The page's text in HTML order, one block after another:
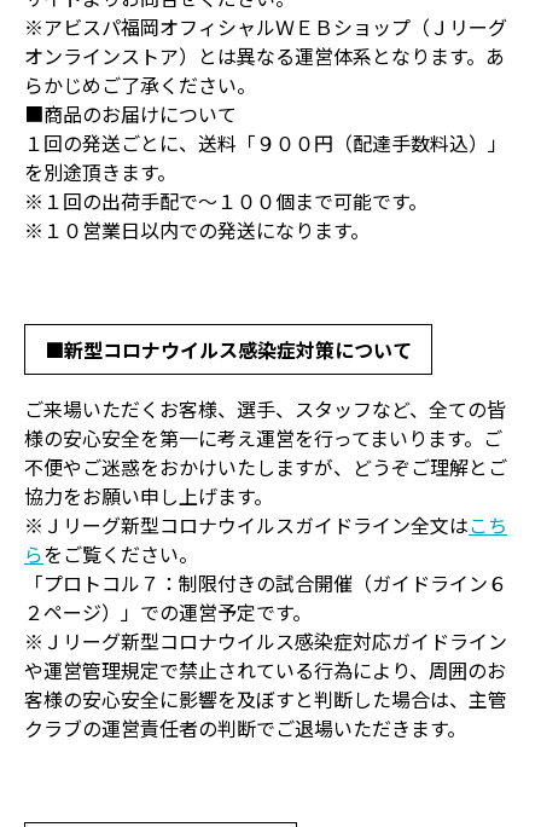
※アビスパ福岡オフィシャルＷＥＢショップ（Ｊリーグ
オンラインストア）とは異なる運営体系となります。あ
らかじめご了承ください。
■商品のお届けについて
１回の発送ごとに、送料「９００円（配達手数料込）」
を別途頂きます。
※１回の出荷手配で～１００個まで可能です。
※１０営業日以内での発送になります。
■新型コロナウイルス感染症対策について
ご来場いただくお客様、選手、スタッフなど、全ての皆
様の安心安全を第一に考え運営を行ってまいります。ご
不便やご迷惑をおかけいたしますが、どうぞご理解とご
協力をお願い申し上げます。
※Ｊリーグ新型コロナウイルスガイドライン全文はこち
らをご覧ください。
「プロトコル７：制限付きの試合開催（ガイドライン６
２ページ）」での運営予定です。
※Ｊリーグ新型コロナウイルス感染症対応ガイドライン
や運営管理規定で禁止されている行為により、周囲のお
客様の安心安全に影響を及ぼすと判断した場合は、主管
クラブの運営責任者の判断でご退場いただきます。